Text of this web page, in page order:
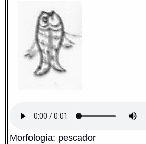
Morfología: pescador